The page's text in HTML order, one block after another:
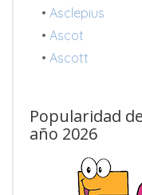
• Asclepius
• Ascot
• Ascott
Popularidad
año 2026